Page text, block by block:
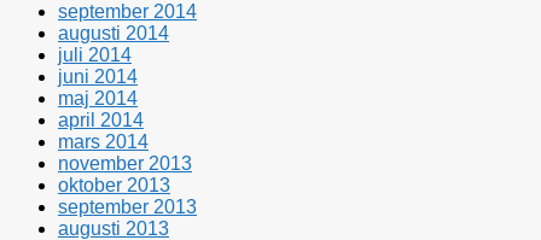
september 2014
augusti 2014
juli 2014
juni 2014
maj 2014
april 2014
mars 2014
november 2013
oktober 2013
september 2013
augusti 2013